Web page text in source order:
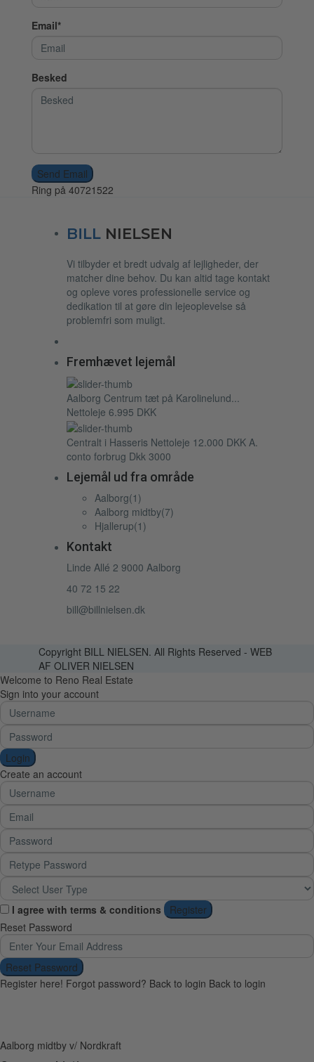
Email*
Besked
Send Email
Ring på 40721522
Vi tilbyder et bredt udvalg af lejligheder, der
matcher dine behov. Du kan altid tage kontakt
og opleve vores professionelle service og
dedikation til at gøre din lejeoplevelse så
problemfri som muligt.
Fremhævet lejemål
Aalborg Centrum tæt på Karolinelund...
Nettoleje 6.995 DKK
Centralt i Hasseris Nettoleje 12.000 DKK A.
conto forbrug Dkk 3000
Lejemål ud fra område
Aalborg(1)
Aalborg midtby(7)
Hjallerup(1)
Kontakt
Linde Allé 2 9000 Aalborg
40 72 15 22
bill@billnielsen.dk
Copyright BILL NIELSEN. All Rights Reserved - WEB
AF OLIVER NIELSEN
Welcome to Reno Real Estate
Sign into your account
Login
Create an account
I agree with terms & conditions
Register
Reset Password
Reset Password
Register here! Forgot password? Back to login Back to login
Aalborg midtby v/ Nordkraft